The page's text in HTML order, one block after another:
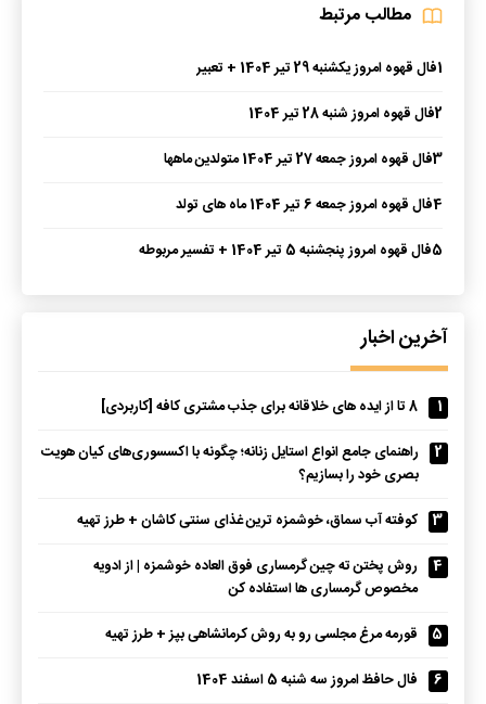
مطالب مرتبط
1فال قهوه امروز یکشنبه 29 تیر 1404 + تعبیر
2فال قهوه امروز شنبه 28 تیر 1404
3فال قهوه امروز جمعه 27 تیر 1404 متولدین ماهها
4فال قهوه امروز جمعه 6 تیر 1404 ماه های تولد
5فال قهوه امروز پنجشنبه 5 تیر 1404 + تفسیر مربوطه
آخرین اخبار
1
8 تا از ایده های خلاقانه برای جذب مشتری کافه [کاربردی]
2
راهنمای جامع انواع استایل زنانه؛ چگونه با اکسسوری‌های کیان هویت
بصری خود را بسازیم؟
3
کوفته آب سماق، خوشمزه ترین غذای سنتی کاشان + طرز تهیه
4
روش پختن ته چین گرمساری فوق العاده خوشمزه | از ادویه
مخصوص گرمساری ها استفاده کن
5
قورمه مرغ مجلسی رو به روش کرمانشاهی بپز + طرز تهیه
6
فال حافظ امروز سه شنبه 5 اسفند 1404